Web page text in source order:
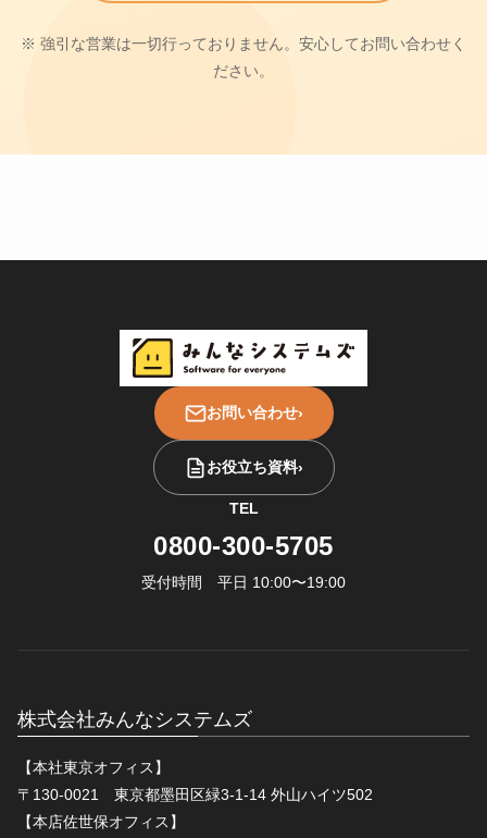
※ 強引な営業は一切行っておりません。安心してお問い合わせく
ださい。
お問い合わせ›
お役立ち資料›
TEL
0800-300-5705
受付時間 平日 10:00〜19:00
株式会社みんなシステムズ
【本社東京オフィス】
〒130-0021 東京都墨田区緑3-1-14 外山ハイツ502
【本店佐世保オフィス】